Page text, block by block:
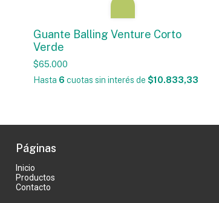
Guante Balling Venture Corto
Verde
$65.000
Hasta 6 cuotas sin interés de $10.833,33
Páginas
Inicio
Productos
Contacto